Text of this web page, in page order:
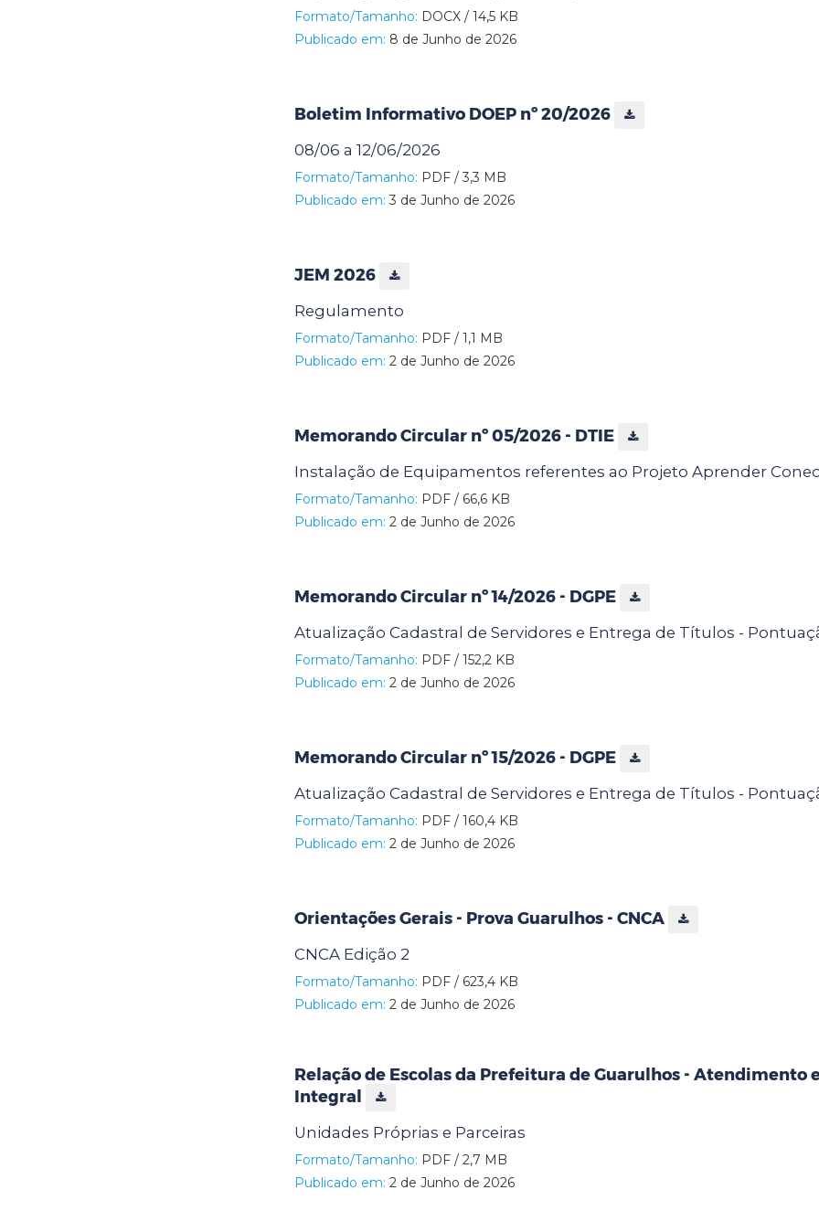
Formato/Tamanho: DOCX / 14,5 KB
Publicado em: 8 de Junho de 2026
Boletim Informativo DOEP nº 20/2026
08/06 a 12/06/2026
Formato/Tamanho: PDF / 3,3 MB
Publicado em: 3 de Junho de 2026
JEM 2026
Regulamento
Formato/Tamanho: PDF / 1,1 MB
Publicado em: 2 de Junho de 2026
Memorando Circular nº 05/2026 - DTIE
Instalação de Equipamentos referentes ao Projeto Aprender
Formato/Tamanho: PDF / 66,6 KB
Publicado em: 2 de Junho de 2026
Memorando Circular nº 14/2026 - DGPE
Atualização Cadastral de Servidores e Entrega de Títulos -
Formato/Tamanho: PDF / 152,2 KB
Publicado em: 2 de Junho de 2026
Memorando Circular nº 15/2026 - DGPE
Atualização Cadastral de Servidores e Entrega de Títulos -
Formato/Tamanho: PDF / 160,4 KB
Publicado em: 2 de Junho de 2026
Orientações Gerais - Prova Guarulhos - CNCA
CNCA Edição 2
Formato/Tamanho: PDF / 623,4 KB
Publicado em: 2 de Junho de 2026
Relação de Escolas da Prefeitura de Guarulhos - Atendimento
Integral
Unidades Próprias e Parceiras
Formato/Tamanho: PDF / 2,7 MB
Publicado em: 2 de Junho de 2026